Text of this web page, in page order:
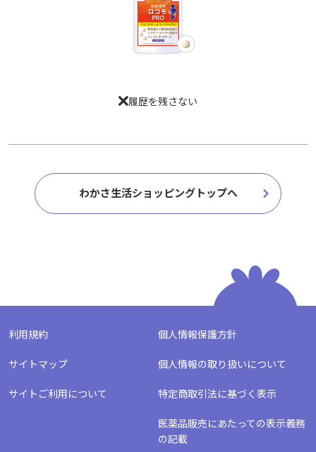
履歴を残さない
わかさ生活ショッピングトップへ
利用規約 個人情報保護方針
サイトマップ 個人情報の取り扱いについて
サイトご利用について 特定商取引法に基づく表示
医薬品販売にあたっての表示義務
の記載